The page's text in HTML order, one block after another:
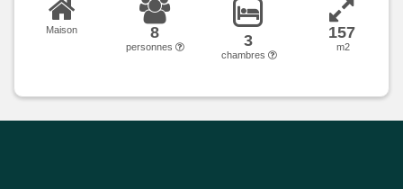
Maison 8
personnes 3
chambres
157
m2